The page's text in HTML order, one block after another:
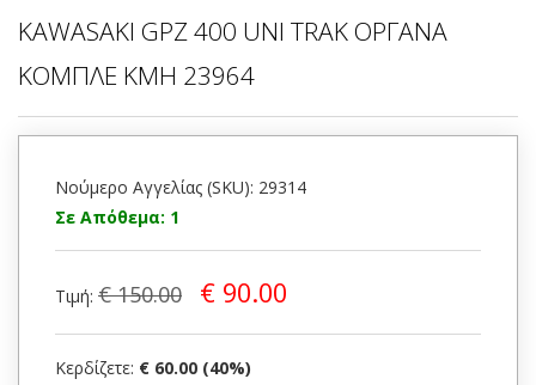
KAWASAKI GPZ 400 UNI TRAK ΟΡΓΑΝΑ
ΚΟΜΠΛΕ KMH 23964
Νούμερο Αγγελίας (SKU): 29314
Σε Απόθεμα: 1
Τιμή: € 150.00 € 90.00
Κερδίζετε: € 60.00 (40%)